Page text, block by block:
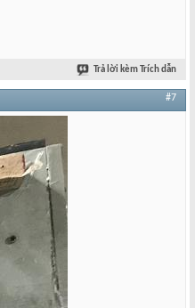
Trả lời kèm Trích dẫn
#7